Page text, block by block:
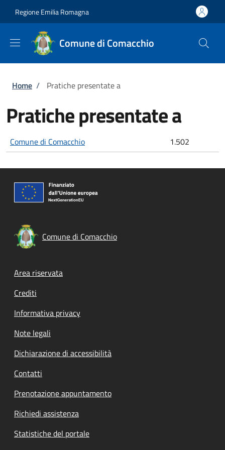
Regione Emilia Romagna
Comune di Comacchio
Briciole di pane
Home / Pratiche presentate a
Pratiche presentate a
Comune di Comacchio 1.502
Comune di Comacchio
Footer menu
Area riservata
Crediti
Informativa privacy
Note legali
Dichiarazione di accessibilità
Contatti
Prenotazione appuntamento
Richiedi assistenza
Statistiche del portale